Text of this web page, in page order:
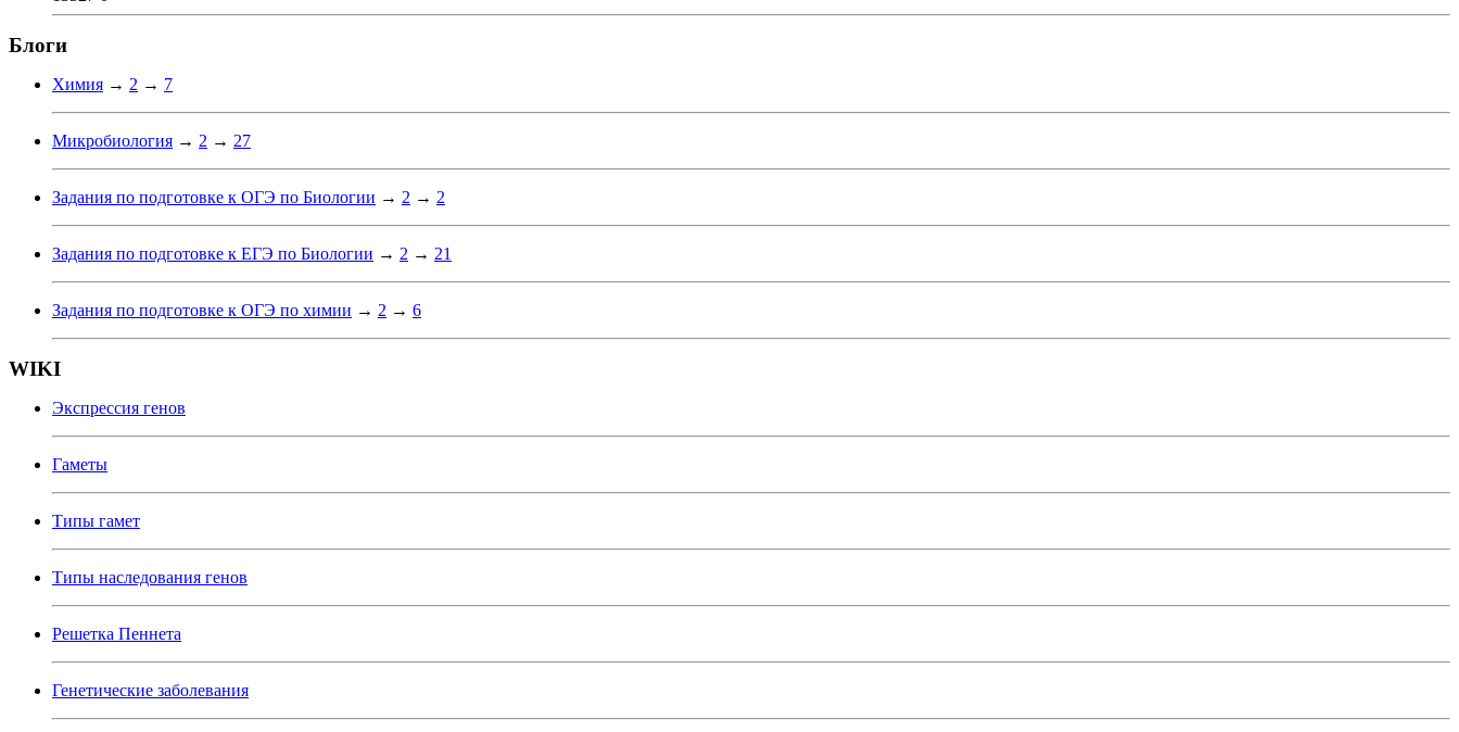
Блоги
Химия → 2 → 7
Микробиология → 2 → 27
Задания по подготовке к ОГЭ по Биологии → 2 → 2
Задания по подготовке к ЕГЭ по Биологии → 2 → 21
Задания по подготовке к ОГЭ по химии → 2 → 6
WIKI
Экспрессия генов
Гаметы
Типы гамет
Типы наследования генов
Решетка Пеннета
Генетические заболевания